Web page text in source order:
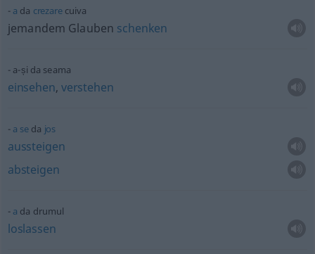
a da crezarecuiva
jemandem Glauben schenken
a-și da seama
einsehen, verstehen
a se da jos
aussteigen
absteigen
a da drumul
loslassen